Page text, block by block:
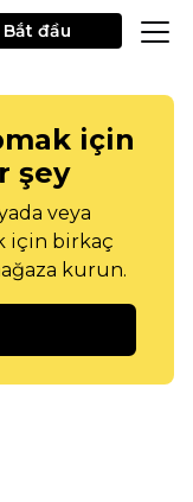
Bắt đầu
için
şey
veya
için birkaç
kurun.